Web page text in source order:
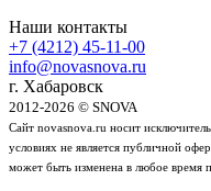
Наши контакты
+7 (4212) 45-11-00
info@novasnova.ru
г. Хабаровск
2012-2026 © SNOVA
Сайт novasnova.ru носит
условиях не является публичной
может быть изменена в любое время